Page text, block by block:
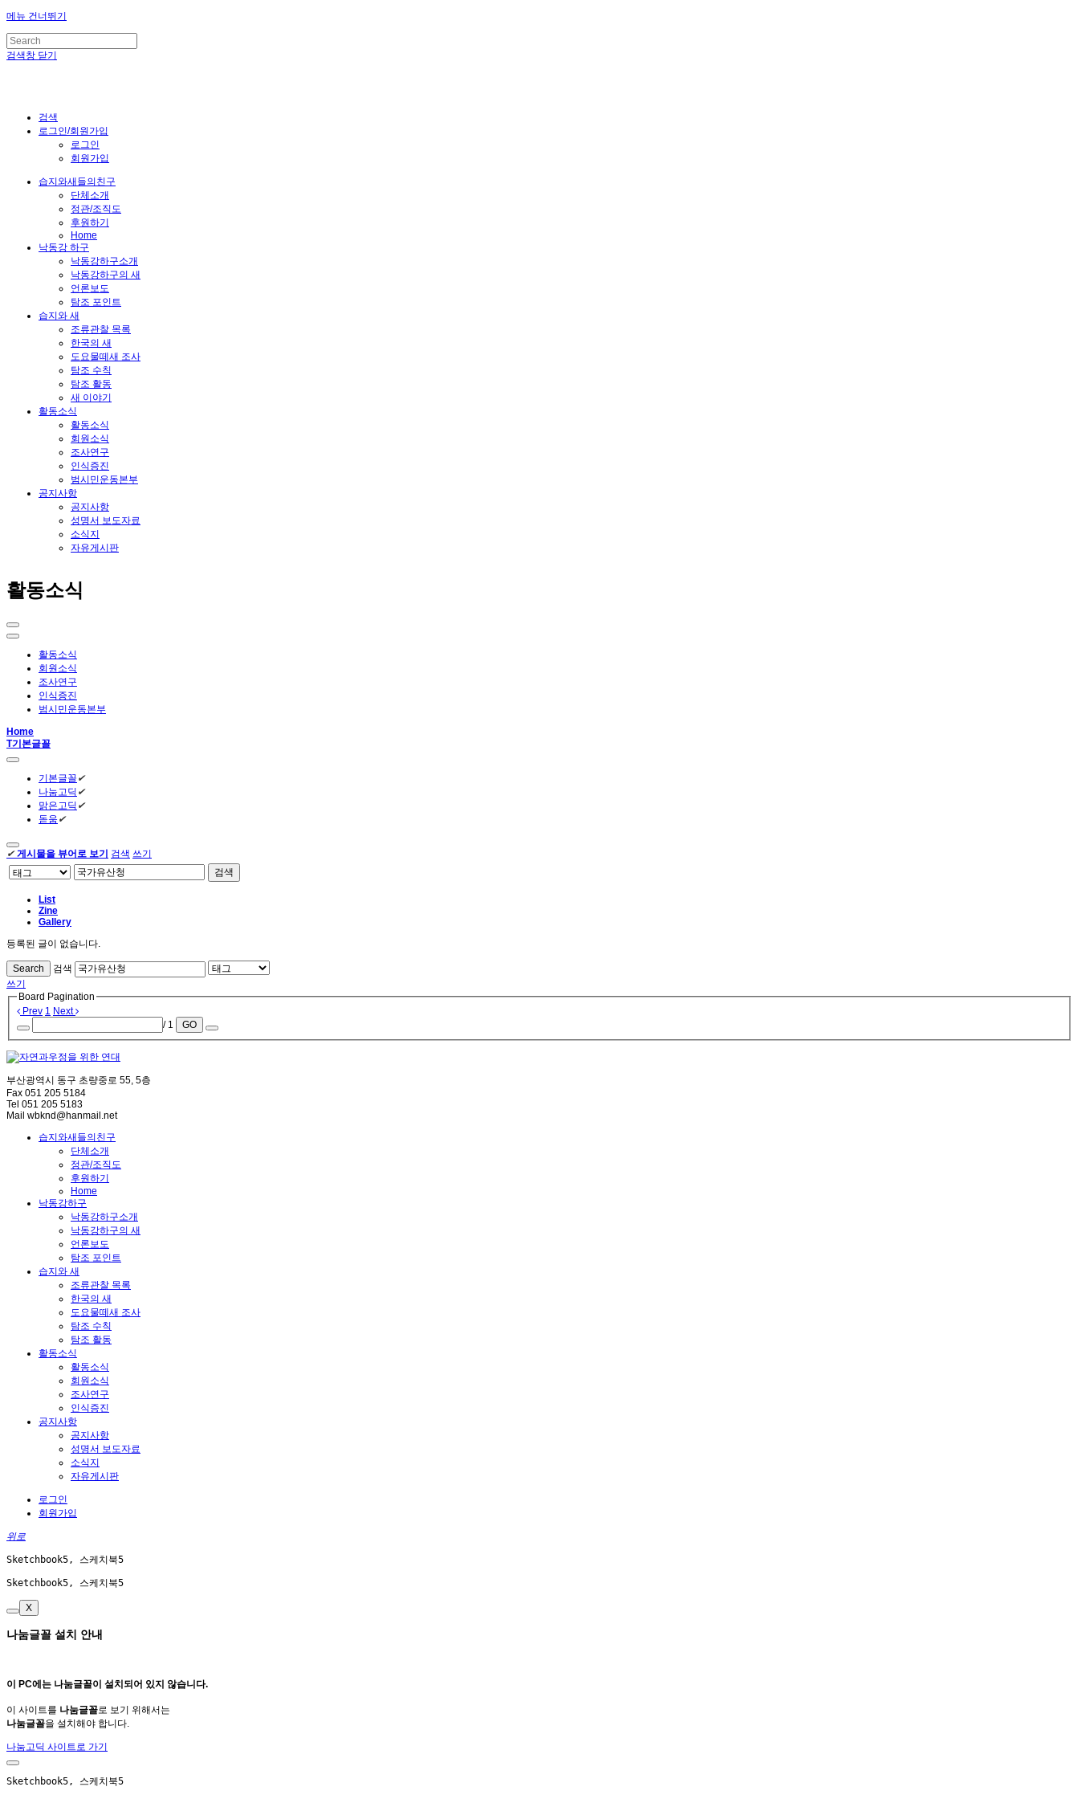
메뉴 건너뛰기
검색창 닫기
검색
로그인/회원가입
로그인
회원가입
습지와새들의친구
단체소개
정관/조직도
후원하기
Home
낙동강 하구
낙동강하구소개
낙동강하구의 새
언론보도
탐조 포인트
습지와 새
조류관찰 목록
한국의 새
도요물떼새 조사
탐조 수칙
탐조 활동
새 이야기
활동소식
활동소식
회원소식
조사연구
인식증진
범시민운동본부
공지사항
공지사항
성명서 보도자료
소식지
자유게시판
활동소식
활동소식
회원소식
조사연구
인식증진
범시민운동본부
Home
T기본글꼴
기본글꼴 ✔
나눔고딕 ✔
맑은고딕 ✔
돋움 ✔
✔ 게시물을 뷰어로 보기 검색 쓰기
검색
List
Zine
Gallery
등록된 글이 없습니다.
Search
검색
쓰기
Board Pagination
Prev 1 Next
/ 1
GO
부산광역시 동구 초량중로 55, 5층
Fax 051 205 5184
Tel 051 205 5183
Mail wbknd@hanmail.net
습지와새들의친구
단체소개
정관/조직도
후원하기
Home
낙동강하구
낙동강하구소개
낙동강하구의 새
언론보도
탐조 포인트
습지와 새
조류관찰 목록
한국의 새
도요물떼새 조사
탐조 수칙
탐조 활동
활동소식
활동소식
회원소식
조사연구
인식증진
공지사항
공지사항
성명서 보도자료
소식지
자유게시판
로그인
회원가입
위로
Sketchbook5, 스케치북5
Sketchbook5, 스케치북5
X
나눔글꼴 설치 안내
이 PC에는 나눔글꼴이 설치되어 있지 않습니다.
이 사이트를 나눔글꼴로 보기 위해서는
나눔글꼴을 설치해야 합니다.
나눔고딕 사이트로 가기
Sketchbook5, 스케치북5